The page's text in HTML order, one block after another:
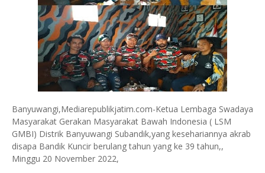
Banyuwangi,Mediarepublikjatim.com-Ketua Lembaga Swadaya
Masyarakat Gerakan Masyarakat Bawah Indonesia ( LSM
GMBI) Distrik Banyuwangi Subandik,yang kesehariannya akrab
disapa Bandik Kuncir berulang tahun yang ke 39 tahun,,
Minggu 20 November 2022,